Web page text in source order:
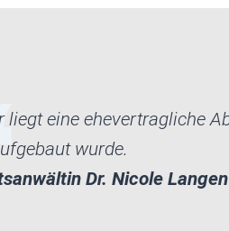
liegt eine ehevertragliche
wurde.
Dr. Nicole Langen